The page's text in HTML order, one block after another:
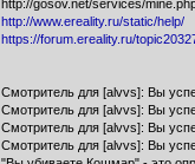
http://gosov.net/services/
http://www.ereality.ru/static/help/
https://forum.ereality.ru/
Смотритель для [alvvs]: Вы
Смотритель для [alvvs]: Вы
Смотритель для [alvvs]: Вы
Смотритель для [alvvs]: Вы